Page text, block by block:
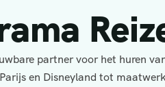
partner voor het huren
en Disneyland tot